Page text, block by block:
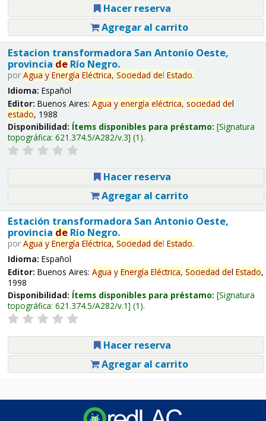
Hacer reserva
Agregar al carrito
Estacion transformadora San Antonio Oeste,
provincia deRío Negro.
por Agua y Energía Eléctrica, Sociedad del Estado.
Idioma: Español
Editor: Buenos Aires: Agua y energía eléctrica, sociedad del
estado, 1988
Disponibilidad: Ítems disponibles para préstamo: Signatura
topográfica: 621.374.5/A282/v.3 (1).
Hacer reserva
Agregar al carrito
Estación transformadora San Antonio Oeste,
provincia deRío Negro.
por Agua y Energía Eléctrica, Sociedad del Estado.
Idioma: Español
Editor: Buenos Aires: Agua y Energía Eléctrica, Sociedad del Estado,
1998
Disponibilidad: Ítems disponibles para préstamo: Signatura
topográfica: 621.374.5/A282/v.1 (1).
Hacer reserva
Agregar al carrito